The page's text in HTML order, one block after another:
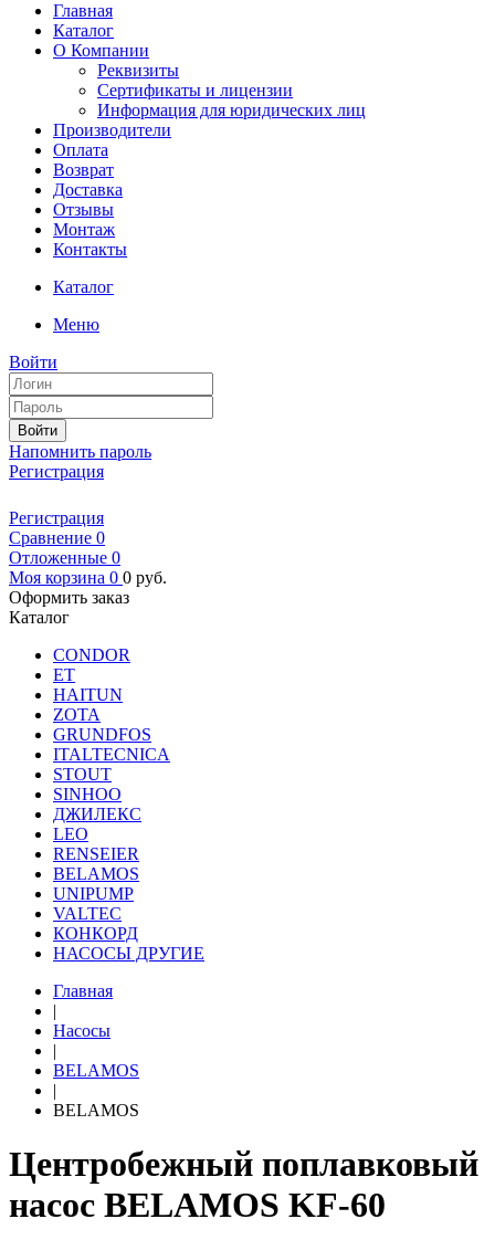
Главная
Каталог
О Компании
Реквизиты
Сертификаты и лицензии
Информация для юридических лиц
Производители
Оплата
Возврат
Доставка
Отзывы
Монтаж
Контакты
Каталог
Меню
Войти
Войти
Напомнить пароль
Регистрация
Регистрация
Сравнение 0
Отложенные 0
Моя корзина 0 0 руб.
Оформить заказ
Каталог
CONDOR
ET
HAITUN
ZOTA
GRUNDFOS
ITALTECNICA
STOUT
SINHOO
ДЖИЛЕКС
LEO
RENSEIER
BELAMOS
UNIPUMP
VALTEC
КОНКОРД
НАСОСЫ ДРУГИЕ
Главная
|
Насосы
|
BELAMOS
|
BELAMOS
Центробежный поплавковый
насос BELAMOS KF-60